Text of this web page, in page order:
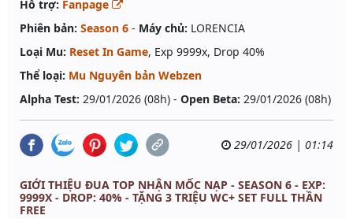
Hỗ trợ: Fanpage
Phiên bản: Season 6 - Máy chủ: LORENCIA
Loại Mu: Reset In Game, Exp 9999x, Drop 40%
Thể loại: Mu Nguyên bản Webzen
Alpha Test: 29/01/2026 (08h) - Open Beta: 29/01/2026 (08h)
29/01/2026 | 01:14
GIỚI THIỆU ĐUA TOP NHẬN MỐC NẠP - SEASON 6 - EXP:
9999X - DROP: 40% - TẶNG 3 TRIỆU WC+ SET FULL THẦN
FREE